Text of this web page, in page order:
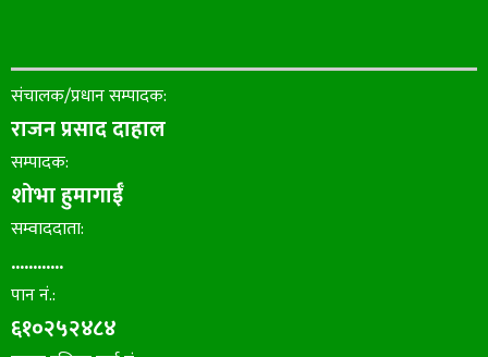
संचालक/प्रधान सम्पादक:
राजन प्रसाद दाहाल
सम्पादक:
शोभा हुमागाईँ
सम्वाददाता:
............
पान नं.:
६१०२५२४८४